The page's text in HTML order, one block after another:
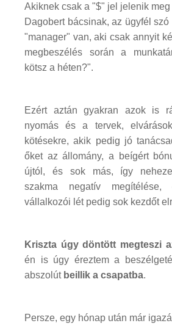
Akiknek csak a "$" jel jelenik
Dagobert bácsinak, az ügyfél
"manager" van, aki csak annyit
megbeszélés során a
kötsz a héten?".
Ezért aztán gyakran azok is
nyomás és a tervek,
kötésekre, akik pedig jó
őket az állomány, a beígért
újtól, és sok más, így
szakma negatív
vállalkozói lét pedig sok kezdőt
Kriszta úgy döntött megteszi
én is úgy éreztem a
abszolút beillik a csapatba.
Persze, egy hónap után már